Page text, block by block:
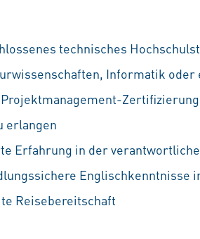
technisches
Informatik
erlangen
Erfahrung in der
Englischkenntnisse
Reisebereitschaft